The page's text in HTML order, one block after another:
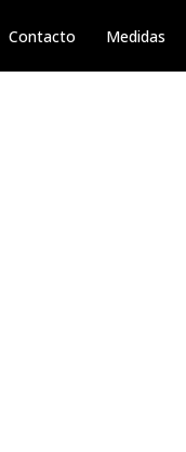
Contacto Medidas